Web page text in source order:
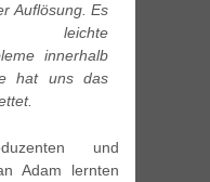
Auflösung. Es
innerhalb
hat uns das
und
Adam lernten